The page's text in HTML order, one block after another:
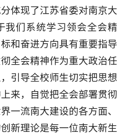
体现了江苏省委对南京大
我们系统学习领会全会精
和奋进方向具有重要指导
全会精神作为重大政治任
引导全校师生切实把思想
来，自觉把全会部署贯彻
一流南大建设的各方面、
新理论是每一位南大新生